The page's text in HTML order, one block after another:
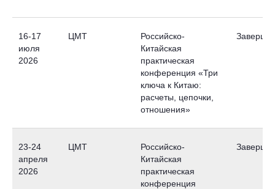
16-17
июля
2026
ЦМТ
Российско-
Китайская
практическая
конференция «Три
ключа к Китаю:
расчеты, цепочки,
отношения»
23-24
апреля
2026
ЦМТ
Российско-
Китайская
практическая
конференция